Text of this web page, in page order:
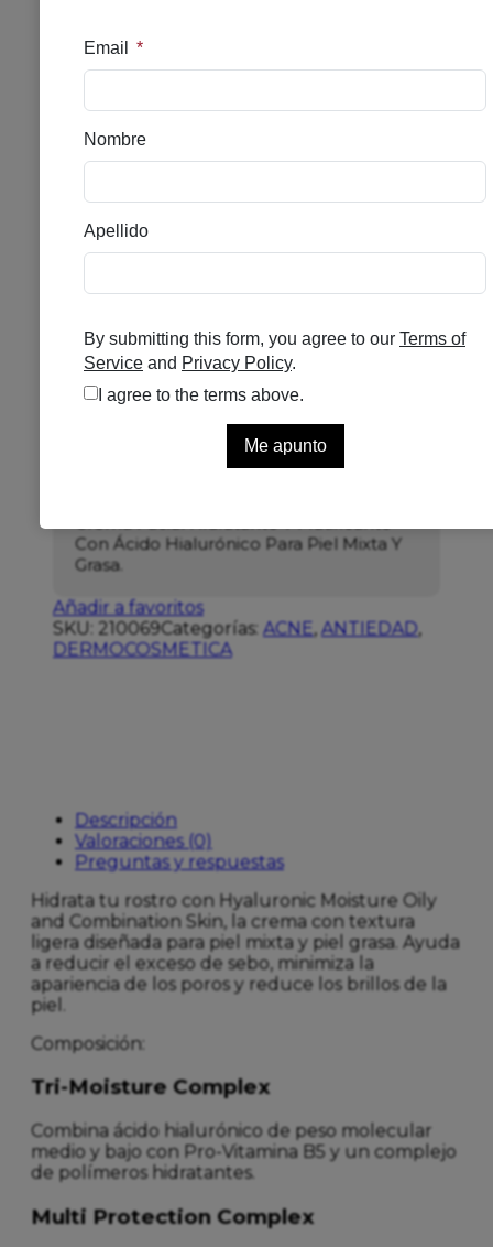
ISDINCEUTICS
Se el primero en puntuar
Sin existencias
Con Ácido Hialurónico Para Piel Mixta Y
Grasa.
Añadir a favoritos
SKU: 210069Categorías: ACNE, ANTIEDAD,
DERMOCOSMETICA
Descripción
Valoraciones (0)
Preguntas y respuestas
Hidrata tu rostro con Hyaluronic Moisture Oily
and Combination Skin, la crema con textura
ligera diseñada para piel mixta y piel grasa. Ayuda
a reducir el exceso de sebo, minimiza la
apariencia de los poros y reduce los brillos de la
piel.
Composición:
Tri-Moisture Complex
Combina ácido hialurónico de peso molecular
medio y bajo con Pro-Vitamina B5 y un complejo
de polímeros hidratantes.
Multi Protection Complex